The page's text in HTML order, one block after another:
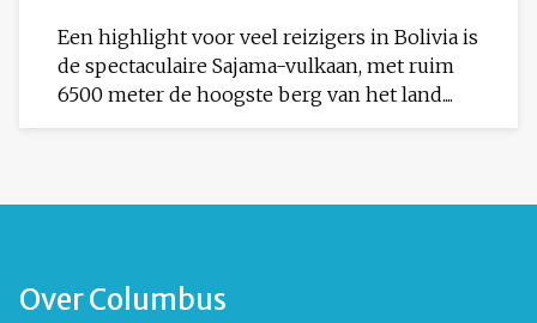
Een highlight voor veel reizigers in Bolivia is
de spectaculaire Sajama-vulkaan, met ruim
6500 meter de hoogste berg van het land....
Over Columbus